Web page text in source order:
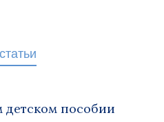
детском пособии